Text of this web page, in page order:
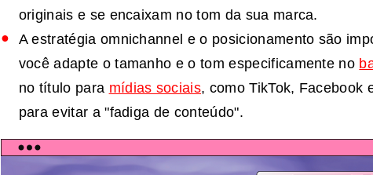
originais e se encaixam no tom da sua marca.
A estratégia omnichannel e o posicionamento são
você adapte o tamanho e o tom especificamente no
no título para mídias sociais, como TikTok, Facebook
para evitar a "fadiga de conteúdo".